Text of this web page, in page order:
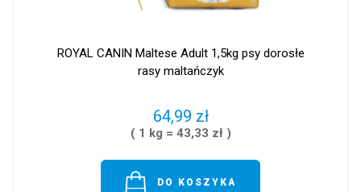
ROYAL CANIN Maltese Adult 1,5kg psy dorosłe
rasy maltańczyk
64,99 zł
( 1 kg = 43,33 zł )
DO KOSZYKA